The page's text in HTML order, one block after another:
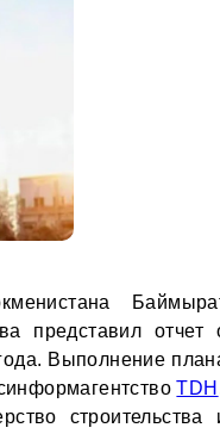
представил отчет
Выполнение
TDH
строительства